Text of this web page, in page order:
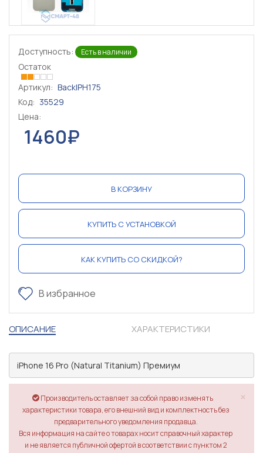
Доступность: Есть в наличии
Остаток
Артикул: BackIPH175
Код: 35529
Цена:
1460₽
В КОРЗИНУ
КУПИТЬ С УСТАНОВКОЙ
КАК КУПИТЬ СО СКИДКОЙ?
В избранное
ОПИСАНИЕ ХАРАКТЕРИСТИКИ
iPhone 16 Pro (Natural Titanium) Премиум
×
Производитель оставляет за собой право изменять
характеристики товара, его внешний вид и комплектность без
предварительного уведомления продавца.
Вся информация на сайте о товарах носит справочный характер
и не является публичной офертой в соответствии с пунктом 2